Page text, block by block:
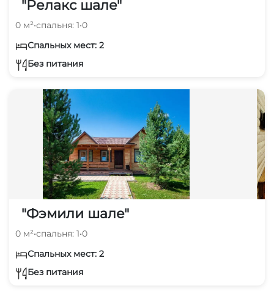
"Релакс шале"
0 м²•спальня: 1•0
Спальных мест: 2
Без питания
"Фэмили шале"
0 м²•спальня: 1•0
Спальных мест: 2
Без питания